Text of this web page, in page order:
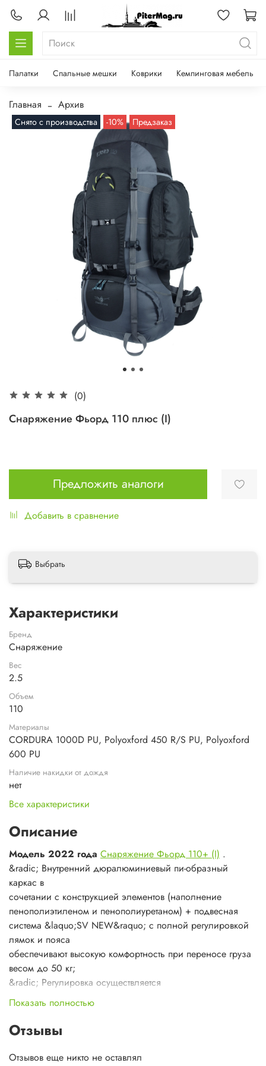
Палатки Спальные мешки Коврики Кемпинговая мебель
Главная Архив
Снято с производства -10% Предзаказ
(0)
Снаряжение Фьорд 110 плюс (I)
Предложить аналоги
Добавить в сравнение
Выбрать
Характеристики
Бренд
Снаряжение
Вес
2.5
Объем
110
Материалы
CORDURA 1000D PU, Polyoxford 450 R/S PU, Polyoxford
600 PU
Наличие накидки от дождя
нет
Все характеристики
Описание
Модель 2022 года Снаряжение Фьорд 110+ (I) .
&radic; Внутренний дюралюминиевый пи-образный
каркаc в
сочетании с конструкцией элементов (наполнение
пенополиэтиленом и пенополиуретаном) + подвесная
система &laquo;SV NEW&raquo; с полной регулировкой
лямок и пояса
обеспечивают высокую комфортность при переносе груза
весом до 50 кг;
&radic; Регулировка осуществляется
перестег&egrave;ванием
центрального узла лямок по &laquo;ступенькам
лестницы&raquo;
&radic; Грузовой &laquo;качающийся&raquo; пояс
эффективно
Показать полностью
Отзывы
Отзывов еще никто не оставлял